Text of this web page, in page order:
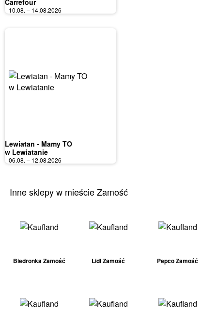
10.08. – 14.08.2026
Lewiatan - Mamy TO
w Lewiatanie
06.08. – 12.08.2026
Inne sklepy w mieście Zamość
Biedronka Zamość Lidl Zamość Pepco Zamość